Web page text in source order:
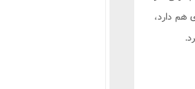
هم دارد،